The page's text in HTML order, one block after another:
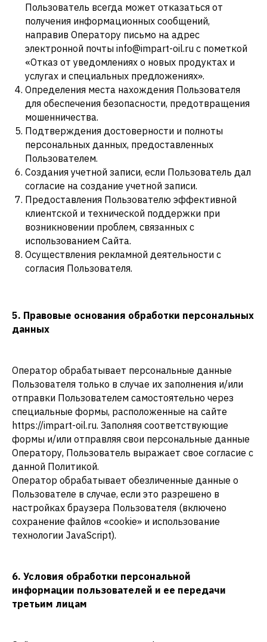
Пользователь всегда может отказаться от
получения информационных сообщений,
направив Оператору письмо на адрес
электронной почты info@impart-oil.ru с пометкой
«Отказ от уведомлениях о новых продуктах и
услугах и специальных предложениях».
Определения места нахождения Пользователя
для обеспечения безопасности, предотвращения
мошенничества.
Подтверждения достоверности и полноты
персональных данных, предоставленных
Пользователем.
Создания учетной записи, если Пользователь дал
согласие на создание учетной записи.
Предоставления Пользователю эффективной
клиентской и технической поддержки при
возникновении проблем, связанных с
использованием Сайта.
Осуществления рекламной деятельности с
согласия Пользователя.
5. Правовые основания обработки персональных
данных
Оператор обрабатывает персональные данные
Пользователя только в случае их заполнения и/или
отправки Пользователем самостоятельно через
специальные формы, расположенные на сайте
https://impart-oil.ru. Заполняя соответствующие
формы и/или отправляя свои персональные данные
Оператору, Пользователь выражает свое согласие с
данной Политикой.
Оператор обрабатывает обезличенные данные о
Пользователе в случае, если это разрешено в
настройках браузера Пользователя (включено
сохранение файлов «cookie» и использование
технологии JavaScript).
6. Условия обработки персональной
информации пользователей и ее передачи
третьим лицам